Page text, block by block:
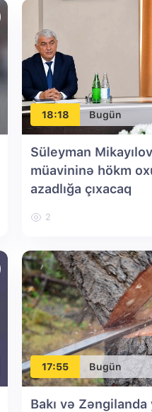
18:18 Bugün
Süleyman
müavininə hökm
azadlığa çıxacaq
2
17:55 Bugün
Bakı və Zəngilanda